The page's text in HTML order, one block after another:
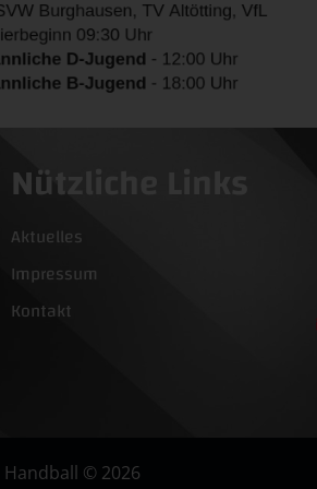
Nützliche Links
Aktuelles
Impressum
Kontakt
© 2026